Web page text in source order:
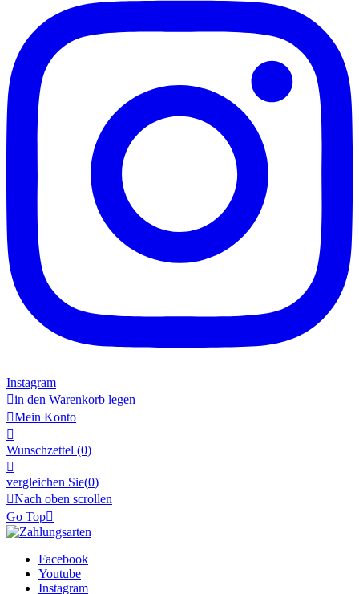
Instagram
in den Warenkorb legen
Mein Konto

Wunschzettel (0)

vergleichen Sie(0)
Nach oben scrollen
Go Top
Facebook
Youtube
Instagram